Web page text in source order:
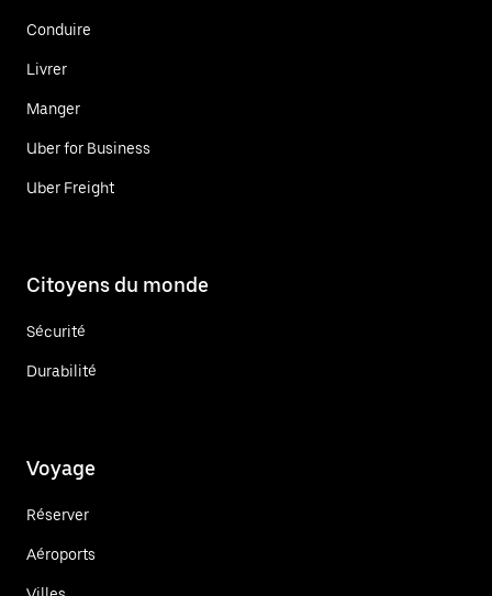
Conduire
Livrer
Manger
Uber for Business
Uber Freight
Citoyens du monde
Sécurité
Durabilité
Voyage
Réserver
Aéroports